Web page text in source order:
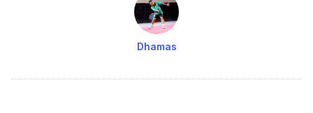
Dhamas